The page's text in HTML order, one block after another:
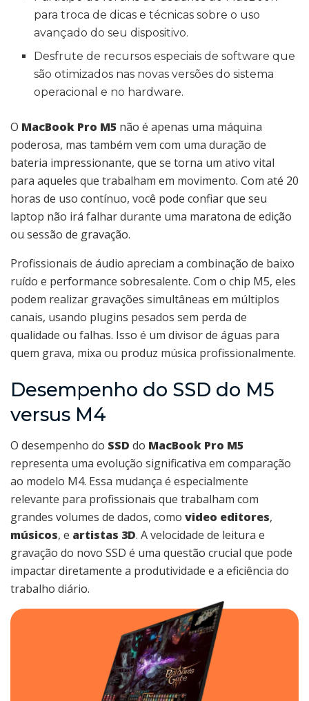
para troca de dicas e técnicas sobre o uso
avançado do seu dispositivo.
Desfrute de recursos especiais de software que
são otimizados nas novas versões do sistema
operacional e no hardware.
O MacBook Pro M5 não é apenas uma máquina
poderosa, mas também vem com uma duração de
bateria impressionante, que se torna um ativo vital
para aqueles que trabalham em movimento. Com até 20
horas de uso contínuo, você pode confiar que seu
laptop não irá falhar durante uma maratona de edição
ou sessão de gravação.
Profissionais de áudio apreciam a combinação de baixo
ruído e performance sobresalente. Com o chip M5, eles
podem realizar gravações simultâneas em múltiplos
canais, usando plugins pesados sem perda de
qualidade ou falhas. Isso é um divisor de águas para
quem grava, mixa ou produz música profissionalmente.
Desempenho do SSD do M5
versus M4
O desempenho do SSD do MacBook Pro M5
representa uma evolução significativa em comparação
ao modelo M4. Essa mudança é especialmente
relevante para profissionais que trabalham com
grandes volumes de dados, como video editores,
músicos, e artistas 3D. A velocidade de leitura e
gravação do novo SSD é uma questão crucial que pode
impactar diretamente a produtividade e a eficiência do
trabalho diário.